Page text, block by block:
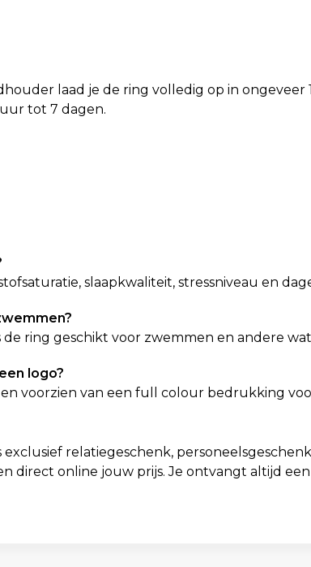
laad je de ring volledig op in ongeveer
tot 7 dagen.
slaapkwaliteit, stressniveau en
de ring geschikt voor zwemmen en andere
logo?
voorzien van een full colour bedrukking
relatiegeschenk,
direct online jouw prijs. Je ontvangt altijd